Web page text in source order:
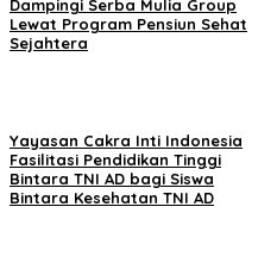
Dampingi Serba Mulia Group
Lewat Program Pensiun Sehat
Sejahtera
Yayasan Cakra Inti Indonesia
Fasilitasi Pendidikan Tinggi
Bintara TNI AD bagi Siswa
Bintara Kesehatan TNI AD